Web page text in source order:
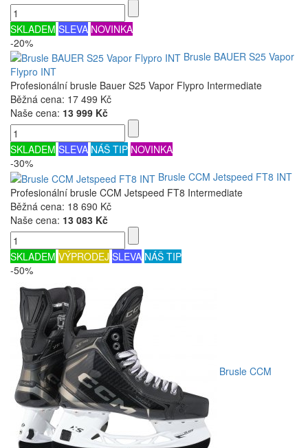
SKLADEM SLEVA NOVINKA
-20%
Brusle BAUER S25 Vapor
Flypro INT
Profesionální brusle Bauer S25 Vapor Flypro Intermediate
Běžná cena: 17 499 Kč
Naše cena: 13 999 Kč
SKLADEM SLEVA NÁŠ TIP NOVINKA
-30%
Brusle CCM Jetspeed FT8 INT
Profesionální brusle CCM Jetspeed FT8 Intermediate
Běžná cena: 18 690 Kč
Naše cena: 13 083 Kč
SKLADEM VÝPRODEJ SLEVA NÁŠ TIP
-50%
Brusle CCM